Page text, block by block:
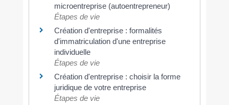
microentreprise (autoentrepreneur)
Étapes de vie
Création d'entreprise : formalités
d'immatriculation d'une entreprise
individuelle
Étapes de vie
Création d'entreprise : choisir la forme
juridique de votre entreprise
Étapes de vie